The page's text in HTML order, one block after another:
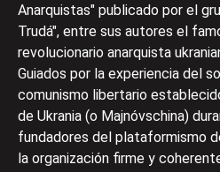
Anarquistas" publicado por el
Trudá", entre sus autores el
revolucionario anarquista
Guiados por la experiencia del
comunismo libertario
de Ukrania (o Majnóvschina)
fundadores del plataformismo
la organización firme y